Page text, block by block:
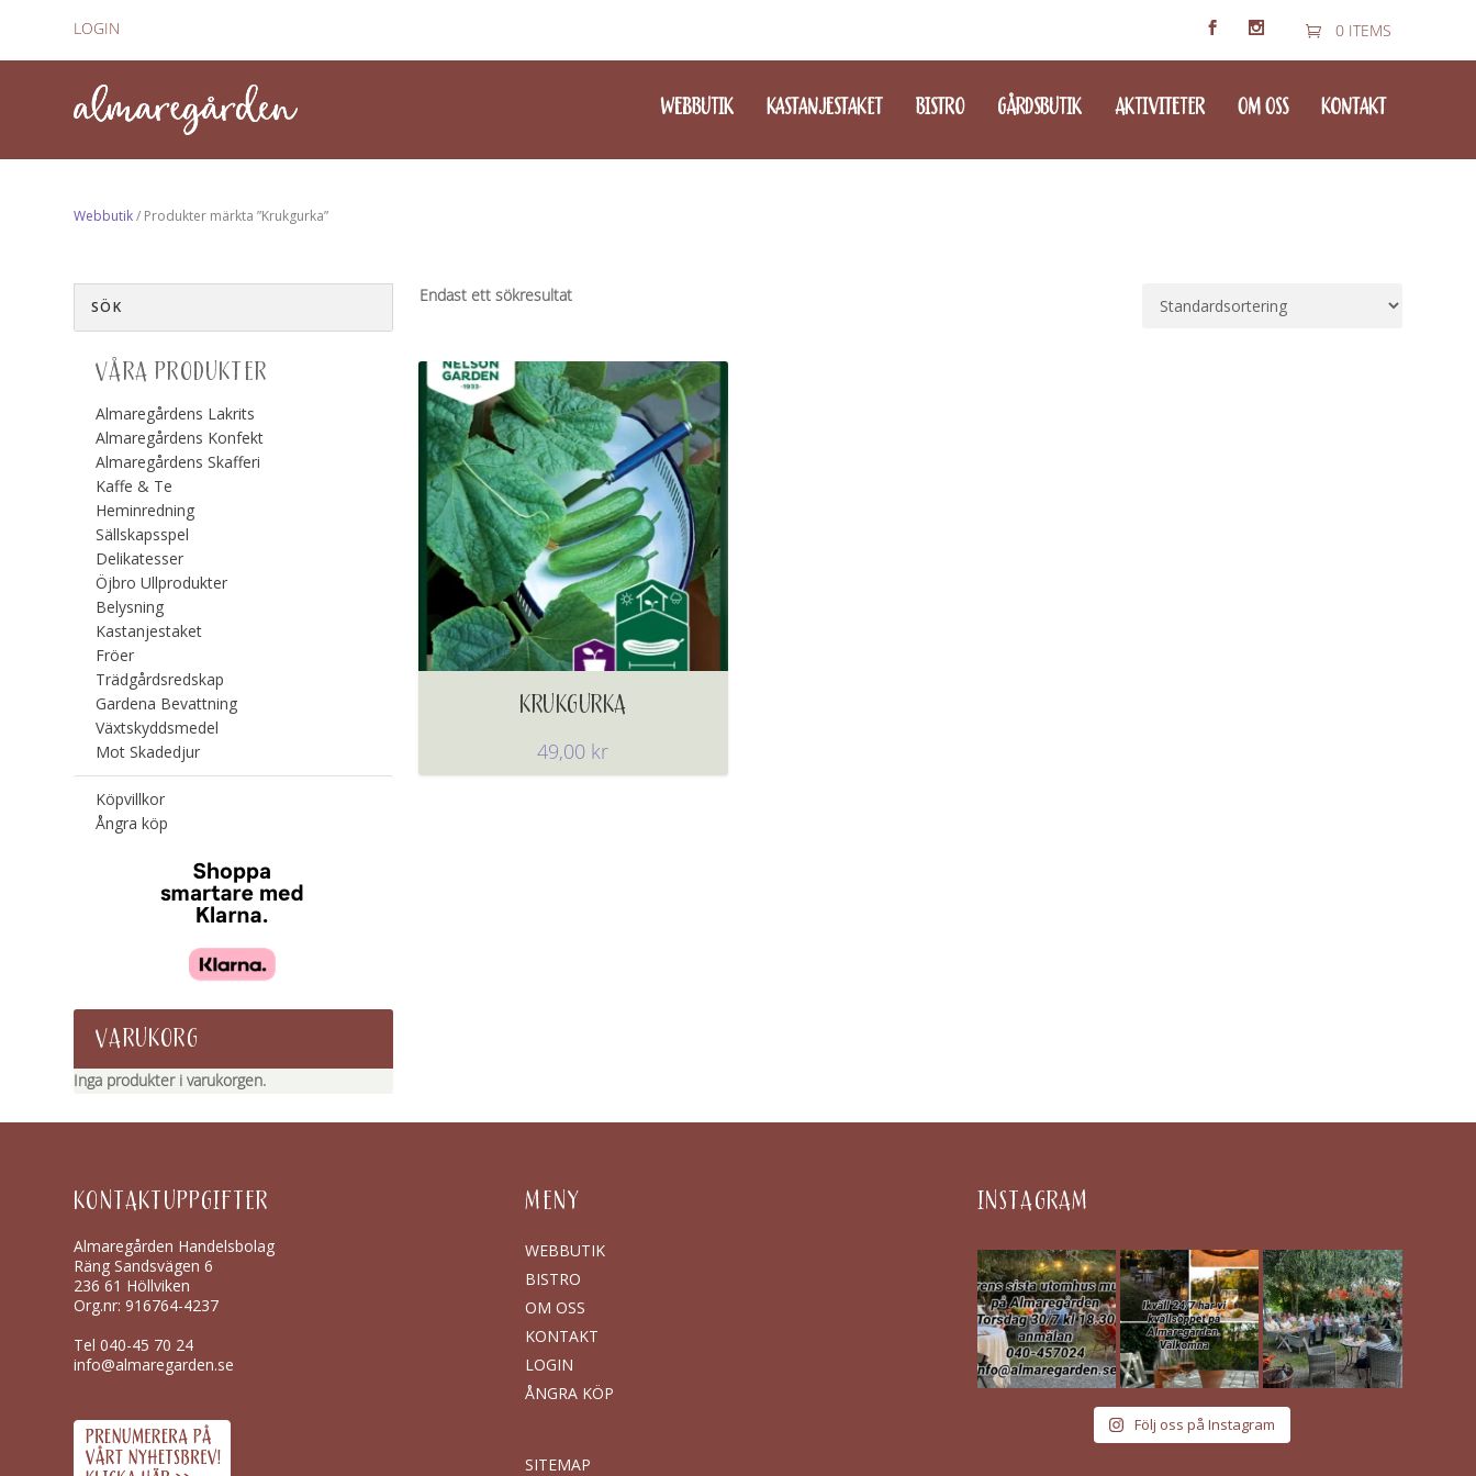
LOGIN 0 ITEMS
WEBBUTIK KASTANJESTAKET BISTRO GÅRDSBUTIK AKTIVITETER OM OSS KONTAKT
Webbutik/ Produkter märkta ”Krukgurka”
Endast ett sökresultat
KRUKGURKA
49,00 kr
VÅRA PRODUKTER
Almaregårdens Lakrits
Almaregårdens Konfekt
Almaregårdens Skafferi
Kaffe & Te
Heminredning
Sällskapsspel
Delikatesser
Öjbro Ullprodukter
Belysning
Kastanjestaket
Fröer
Trädgårdsredskap
Gardena Bevattning
Växtskyddsmedel
Mot Skadedjur
Köpvillkor
Ångra köp
VARUKORG
Inga produkter i varukorgen.
KONTAKTUPPGIFTER
Almaregården Handelsbolag
Räng Sandsvägen 6
236 61 Höllviken
Org.nr: 916764-4237
Tel040-45 70 24
info@almaregarden.se
MENY
WEBBUTIK
BISTRO
OM OSS
KONTAKT
LOGIN
ÅNGRA KÖP
SITEMAP
INSTAGRAM
Följ oss på Instagram